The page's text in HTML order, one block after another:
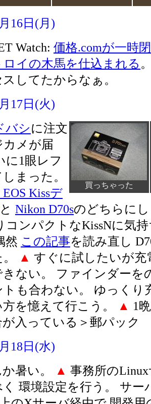
16日(月)
Watch: 価格.comが一時
イの木馬を仕込まれる
してたからなぁ。
17日(火)
買っちゃった
バシに注文
カメが届
に1眼レフ
まった。
EOS Kissデ
と Nikon D70sのどちらに
コンパクトなKissNに気
然 この記事を読み直し
▲ すぐに試したいが充
きない。 ファインダーを
トも合わない。 ゆっくり
を憶えて行こう。
▲ 1
入っている＞郵パック
18日(水)
暑い。
▲ 事務所の
環境設定を行う。 サー